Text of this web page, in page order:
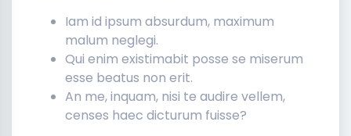
Iam id ipsum absurdum, maximum
malum neglegi.
Qui enim existimabit posse se miserum
esse beatus non erit.
An me, inquam, nisi te audire vellem,
censes haec dicturum fuisse?